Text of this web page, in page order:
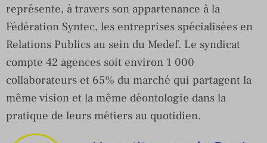
représente, à travers son appartenance à la
Fédération Syntec, les entreprises spécialisées en
Relations Publics au sein du Medef. Le syndicat
compte 42 agences soit environ 1 000
collaborateurs et 65% du marché qui partagent la
même vision et la même déontologie dans la
pratique de leurs métiers au quotidien.